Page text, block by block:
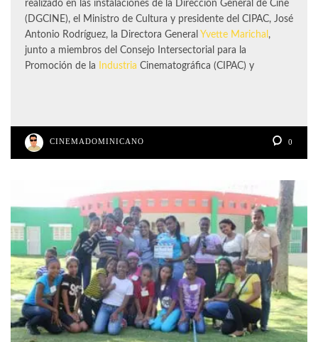
realizado en las instalaciones de la Dirección General de Cine
(DGCINE), el Ministro de Cultura y presidente del CIPAC, José
Antonio Rodríguez, la Directora General Yvette Marichal ,
junto a miembros del Consejo Intersectorial para la
Promoción de la
Industria Cinematográfica (CIPAC) y
CINEMADOMINICANO 0